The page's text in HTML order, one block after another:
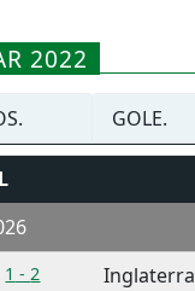
2022
GOLE.
1 -2 Inglaterra